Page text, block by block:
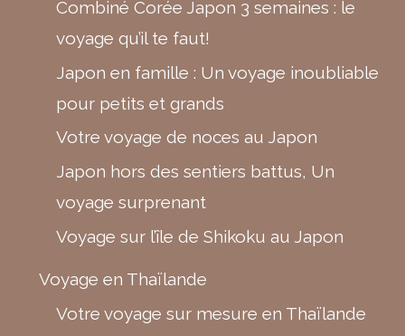
Combiné Corée Japon 3 semaines : le
voyage qu’il te faut!
Japon en famille : Un voyage inoubliable
pour petits et grands
Votre voyage de noces au Japon
Japon hors des sentiers battus, Un
voyage surprenant
Voyage sur l’île de Shikoku au Japon
Voyage en Thaïlande
Votre voyage sur mesure en Thaïlande